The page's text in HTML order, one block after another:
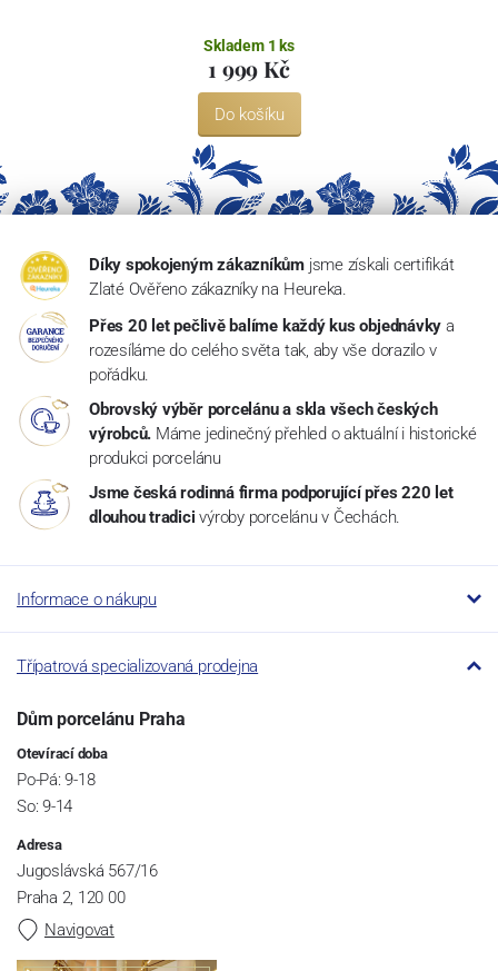
Skladem 1 ks
1 999 Kč
Do košíku
Díky spokojeným zákazníkům jsme získali certifikát
Zlaté Ověřeno zákazníky na Heureka.
Přes 20 let pečlivě balíme každý kus objednávky a
rozesíláme do celého světa tak, aby vše dorazilo v
pořádku.
Obrovský výběr porcelánu a skla všech českých
výrobců. Máme jedinečný přehled o aktuální i historické
produkci porcelánu
Jsme česká rodinná firma podporující přes 220 let
dlouhou tradici výroby porcelánu v Čechách.
Informace o nákupu
Třípatrová specializovaná prodejna
Dům porcelánu Praha
Otevírací doba
Po-Pá: 9-18
So: 9-14
Adresa
Jugoslávská 567/16
Praha 2, 120 00
Navigovat